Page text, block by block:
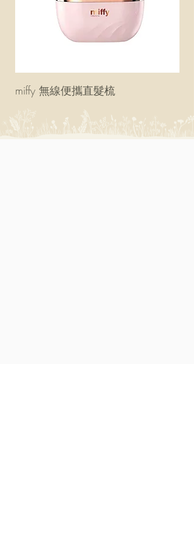
miffy 無線便攜直髮梳